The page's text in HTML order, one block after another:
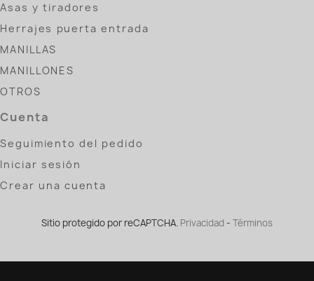
Asas y tiradores
Herrajes puerta entrada
MANILLAS
MANILLONES
OTROS
Cuenta
Seguimiento del pedido
Iniciar sesión
Crear una cuenta
Sitio protegido por reCAPTCHA. Privacidad - Términos